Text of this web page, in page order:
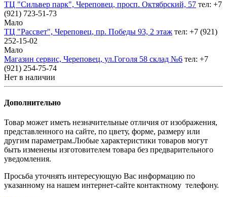
ТЦ "Сильвер парк", Череповец, просп. Октябрский, 57 тел: +7
(921) 723-51-73
Мало
ТЦ "Рассвет", Череповец, пр. Победы 93, 2 этаж тел: +7 (921)
252-15-02
Мало
Магазин сервис, Череповец, ул.Гоголя 58 склад №6 тел: +7
(921) 254-75-74
Нет в наличии
Дополнительно
Товар может иметь незначительные отличия от изображения,
представленного на сайте, по цвету, форме, размеру или
другим параметрам.Любые характеристики товаров могут
быть изменены изготовителем товара без предварительного
уведомления.
Просьба уточнять интересующую Вас информацию по
указанному на нашем интернет-сайте контактному телефону.